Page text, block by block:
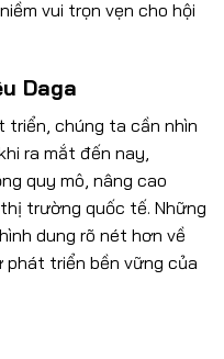
vui trọn vẹn cho hội
Daga
triển, chúng ta cần nhìn
ra mắt đến nay,
quy mô, nâng cao
trường quốc tế. Những
dung rõ nét hơn về
phát triển bền vững của